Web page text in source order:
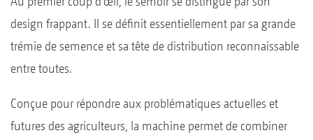
design frappant. Il se définit essentiellement par sa grande
trémie de semence et sa tête de distribution reconnaissable
entre toutes.
Conçue pour répondre aux problématiques actuelles et
futures des agriculteurs, la machine permet de combiner